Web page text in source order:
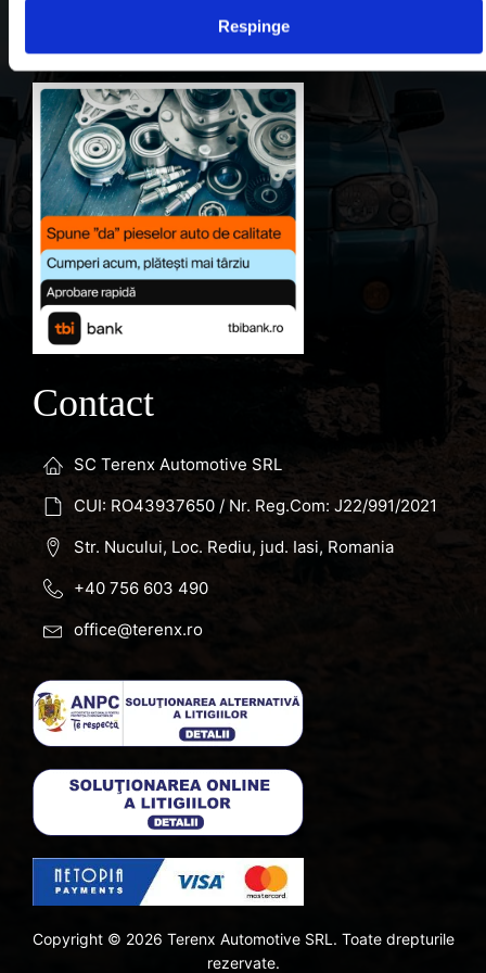
Respinge
Contact
SC Terenx Automotive SRL
CUI: RO43937650 / Nr. Reg.Com: J22/991/2021
Str. Nucului, Loc. Rediu, jud. Iasi, Romania
+40 756 603 490
office@terenx.ro
Copyright © 2026 Terenx Automotive SRL. Toate drepturile
rezervate.